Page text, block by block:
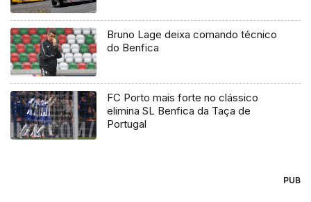
Bruno Lage deixa comando técnico
do Benfica
FC Porto mais forte no clássico
elimina SL Benfica da Taça de
Portugal
PUB